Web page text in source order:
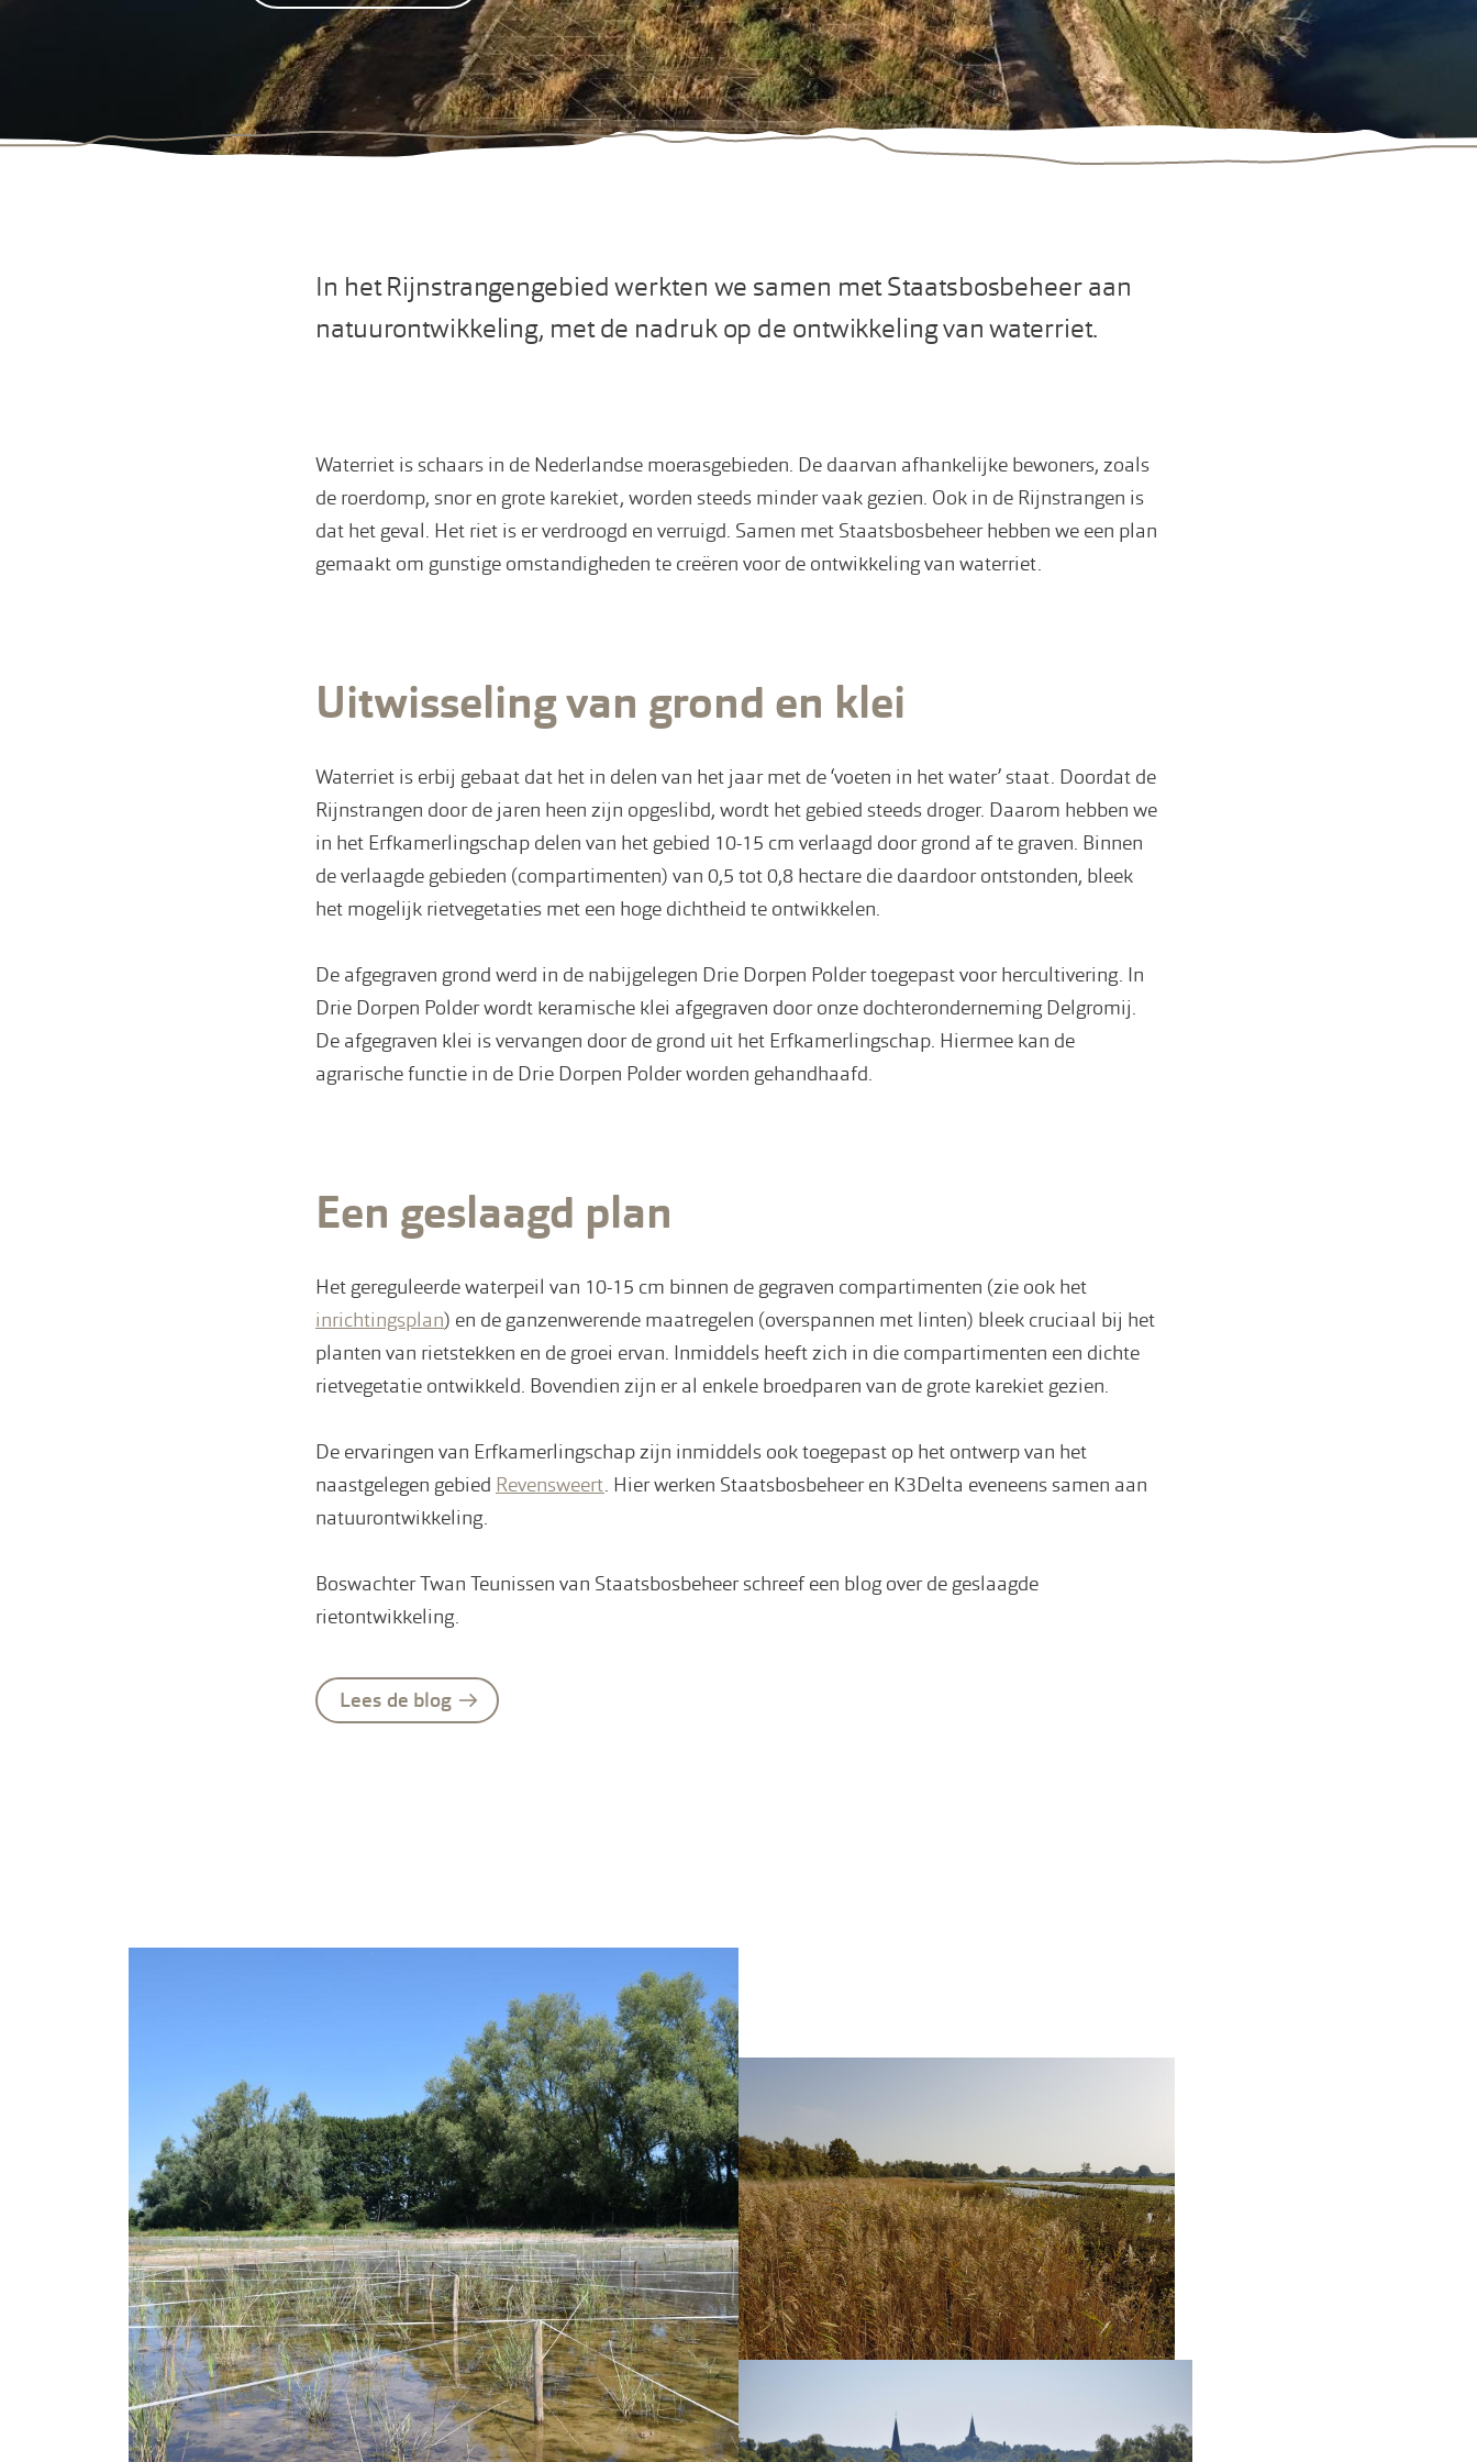
In het Rijnstrangengebied werkten we samen met Staatsbosbeheer aan
natuurontwikkeling, met de nadruk op de ontwikkeling van waterriet.
Waterriet is schaars in de Nederlandse moerasgebieden. De daarvan afhankelijke bewoners, zoals
de roerdomp, snor en grote karekiet, worden steeds minder vaak gezien. Ook in de Rijnstrangen is
dat het geval. Het riet is er verdroogd en verruigd. Samen met Staatsbosbeheer hebben we een plan
gemaakt om gunstige omstandigheden te creëren voor de ontwikkeling van waterriet.
Uitwisseling van grond en klei
Waterriet is erbij gebaat dat het in delen van het jaar met de ‘voeten in het water’ staat. Doordat de
Rijnstrangen door de jaren heen zijn opgeslibd, wordt het gebied steeds droger. Daarom hebben we
in het Erfkamerlingschap delen van het gebied 10-15 cm verlaagd door grond af te graven. Binnen
de verlaagde gebieden (compartimenten) van 0,5 tot 0,8 hectare die daardoor ontstonden, bleek
het mogelijk rietvegetaties met een hoge dichtheid te ontwikkelen.
De afgegraven grond werd in de nabijgelegen Drie Dorpen Polder toegepast voor hercultivering. In
Drie Dorpen Polder wordt keramische klei afgegraven door onze dochteronderneming Delgromij.
De afgegraven klei is vervangen door de grond uit het Erfkamerlingschap. Hiermee kan de
agrarische functie in de Drie Dorpen Polder worden gehandhaafd.
Een geslaagd plan
Het gereguleerde waterpeil van 10-15 cm binnen de gegraven compartimenten (zie ook het
inrichtingsplan) en de ganzenwerende maatregelen (overspannen met linten) bleek cruciaal bij het
planten van rietstekken en de groei ervan. Inmiddels heeft zich in die compartimenten een dichte
rietvegetatie ontwikkeld. Bovendien zijn er al enkele broedparen van de grote karekiet gezien.
De ervaringen van Erfkamerlingschap zijn inmiddels ook toegepast op het ontwerp van het
naastgelegen gebied Revensweert. Hier werken Staatsbosbeheer en K3Delta eveneens samen aan
natuurontwikkeling.
Boswachter Twan Teunissen van Staatsbosbeheer schreef een blog over de geslaagde
rietontwikkeling.
Lees de blog